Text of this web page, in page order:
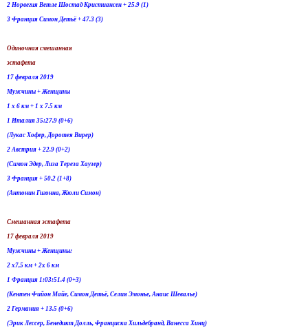
2 Норвегия Ветле Шостад Кристиансен + 25.9 (1)
3 Франция Симон Детьё + 47.3 (3)
Одиночная смешанная
эстафета
17 февраля 2019
Мужчины + Женщины
1 х 6 км + 1 х 7.5 км
1 Италия 35:27.9 (0+6)
(Лукас Хофер, Доротея Вирер)
2 Австрия + 22.9 (0+2)
(Симон Эдер, Лиза Тереза Хаузер)
3 Франция + 50.2 (1+8)
(Антонин Гигонна, Жюли Симон)
Смешанная эстафета
17 февраля 2019
Мужчины + Женщины:
2 х7,5 км + 2х 6 км
1 Франция 1:03:51.4 (0+3)
(Кентен Фийон Майе, Симон Детьё, Селия Эмонье, Анаис Шевалье)
2 Германия + 13.5 (0+6)
(Эрик Лессер, Бенедикт Долль, Франциска Хильдебранд, Ванесса Хинц)